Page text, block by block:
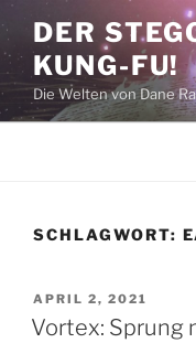
Zum
Inhalt
springen
DER
KUNG-FU!
Die Welten von Dane
SCHLAGWORT:
VERÖFFENTLICHT
AM
APRIL 2, 2021
Vortex: Sprung